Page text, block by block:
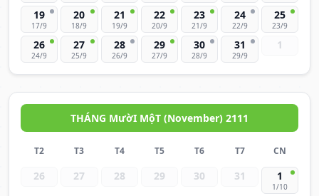
19
17/9
20
18/9
21
19/9
22
20/9
23
21/9
24
22/9
25
23/9
26
24/9
27
25/9
28
26/9
29
27/9
30
28/9
31
29/9
1
THÁNG MườI MộT (November) 2111
T2 T3 T4 T5 T6 T7 CN
26 27 28 29 30 31 1
1/10